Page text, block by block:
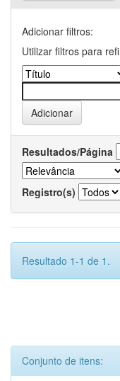
Adicionar filtros:
Utilizar filtros para
Resultados/Página
Registro(s)
Resultado 1-1 de 1.
Conjunto de itens: